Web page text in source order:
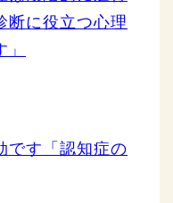
断に役立つ心理
です「認知症の